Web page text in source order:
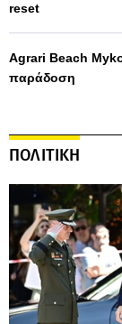
reset
Agrari Beach
παράδοση
ΠΟΛΙΤΙΚΗ